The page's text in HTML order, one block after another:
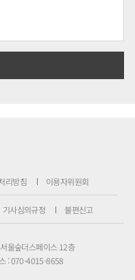
리방침 이용자위원회
기사심의규정 불편신고
울숲더스페이스 12층
: 070-4015-8658